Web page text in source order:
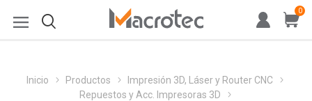
0
Inicio Productos
Impresión 3D, Láser y Router CNC
Repuestos y Acc. Impresoras 3D